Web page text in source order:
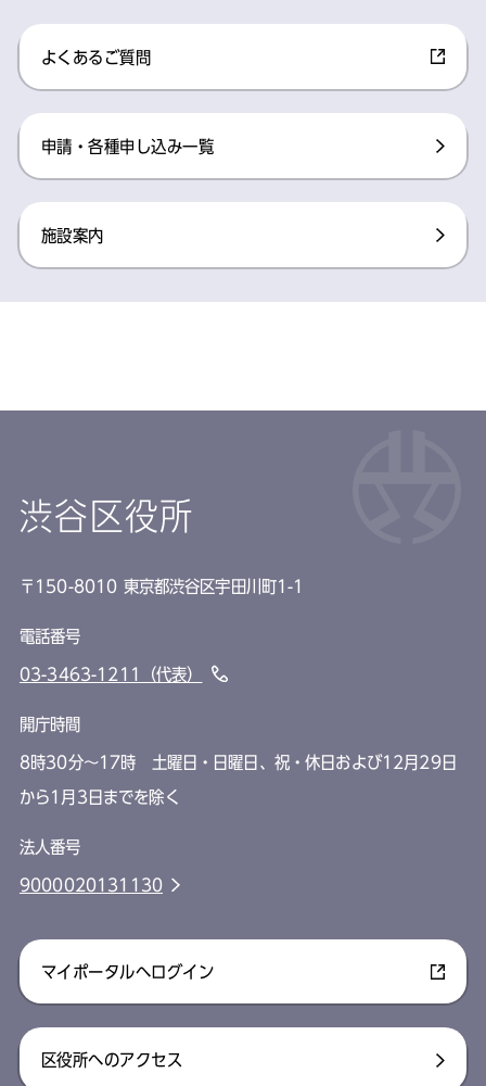
よくあるご質問
申請・各種申し込み一覧
施設案内
渋谷区役所
〒150-8010 東京都渋谷区宇田川町1-1
電話番号
03-3463-1211（代表）
開庁時間
8時30分～17時 土曜日・日曜日、祝・休日および12月29日
から1月3日までを除く
法人番号
9000020131130
マイポータルへログイン
区役所へのアクセス